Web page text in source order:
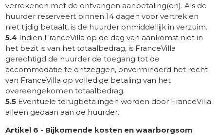
verrekenen met de ontvangen aanbetaling(en). Als de
huurder reserveert binnen 14 dagen voor vertrek en
niet tijdig betaalt, is de huurder onmiddellijk in verzuim.
5.4 Indien FranceVilla op de dag van aankomst niet in
het bezit is van het totaalbedrag, is FranceVilla
gerechtigd de huurder de toegang tot de
accommodatie te ontzeggen, onverminderd het recht
van FranceVilla op volledige betaling van het
overeengekomen totaalbedrag.
5.5 Eventuele terugbetalingen worden door FranceVilla
alleen gedaan aan de huurder.
Artikel 6 - Bijkomende kosten en waarborgsom